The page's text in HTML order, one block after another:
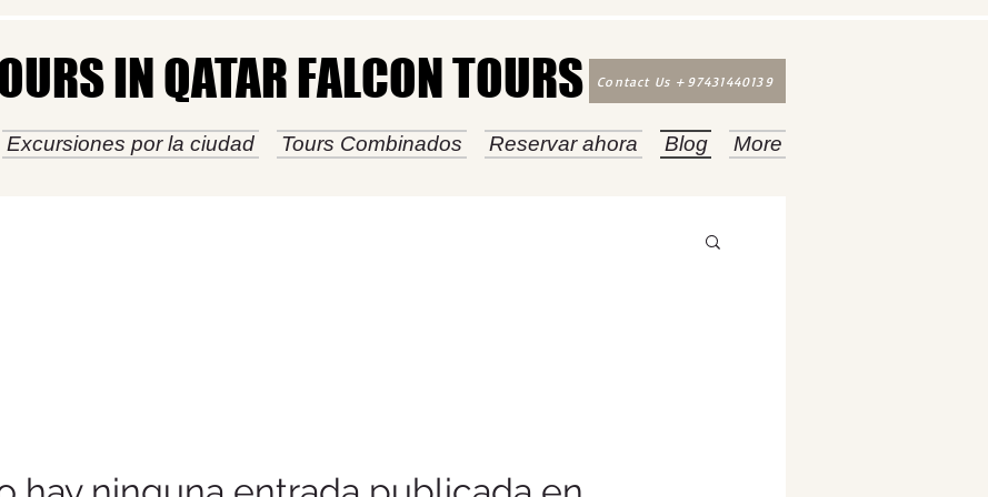
IN QATAR FALCON TOURS
IN QATAR FALCON TOURS Contact Us +97431440139
Excursiones por la ciudad Tours Combinados Reservar ahora Blog More